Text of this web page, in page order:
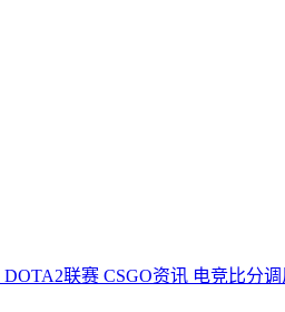
DOTA2联赛 CSGO资讯 电竞比分调